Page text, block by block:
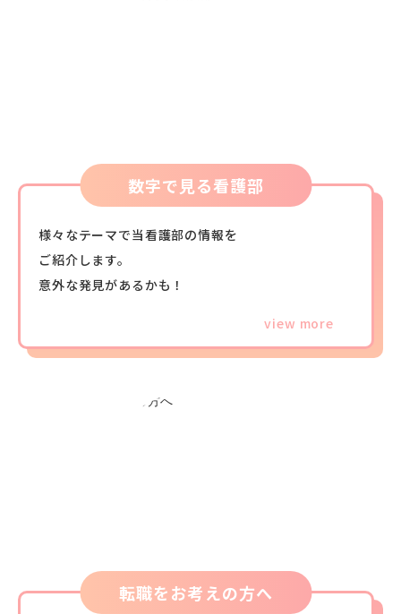
数字で見る看護部
様々なテーマで当看護部の情報を
ご紹介します。
意外な発見があるかも！
view more
転職をお考えの方へ